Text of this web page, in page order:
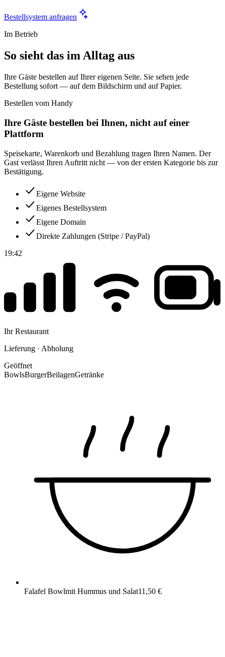
Bestellsystem anfragen
Im Betrieb
So sieht das im Alltag aus
Ihre Gäste bestellen auf Ihrer eigenen Seite. Sie sehen jede
Bestellung sofort — auf dem Bildschirm und auf Papier.
Bestellen vom Handy
Ihre Gäste bestellen bei Ihnen, nicht auf einer
Plattform
Speisekarte, Warenkorb und Bezahlung tragen Ihren Namen. Der
Gast verlässt Ihren Auftritt nicht — von der ersten Kategorie bis zur
Bestätigung.
Eigene Website
Eigenes Bestellsystem
Eigene Domain
Direkte Zahlungen (Stripe / PayPal)
19:42
Ihr Restaurant
Lieferung · Abholung
Geöffnet
BowlsBurgerBeilagenGetränke
Falafel Bowlmit Hummus und Salat11,50 €